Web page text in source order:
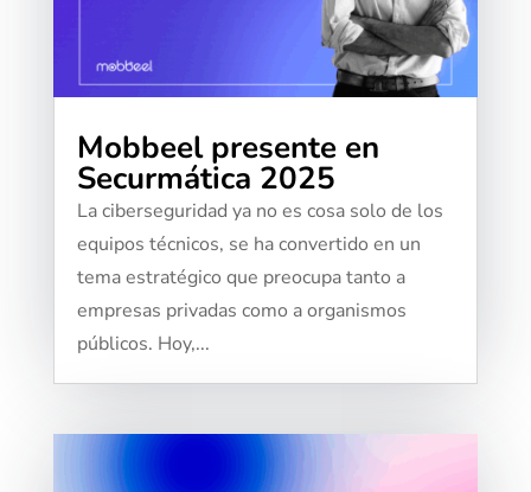
Mobbeel presente en
Securmática 2025
​​La ciberseguridad ya no es cosa solo de los
equipos técnicos, se ha convertido en un
tema estratégico que preocupa tanto a
empresas privadas como a organismos
públicos. Hoy,...